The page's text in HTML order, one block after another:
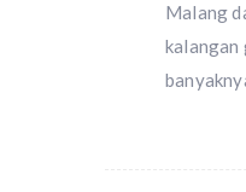
Malang
kalangan